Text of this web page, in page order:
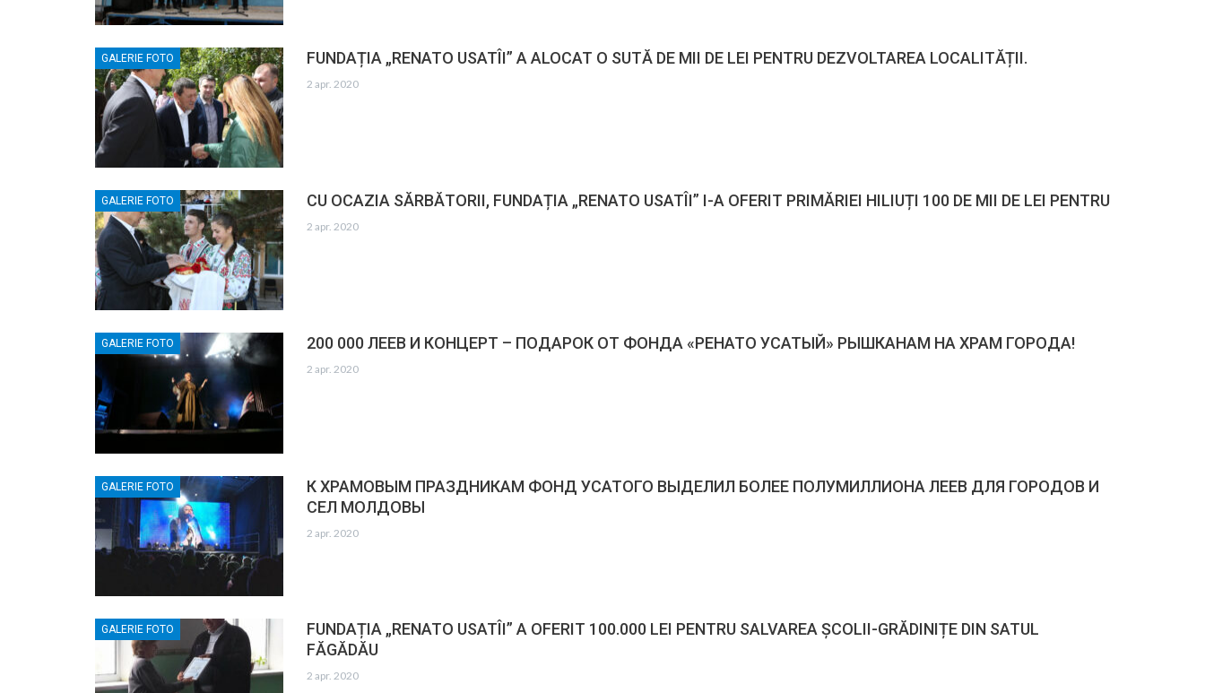
GALERIE FOTO FUNDAȚIA „RENATO USATÎI” A ALOCAT O SUTĂ DE MII DE LEI PENTRU DEZVOLTAREA LOCALITĂȚII.
2 apr. 2020
GALERIE FOTO CU OCAZIA SĂRBĂTORII, FUNDAȚIA „RENATO USATÎI” I-A OFERIT PRIMĂRIEI HILIUȚI 100 DE MII DE LEI PENTRU
2 apr. 2020
GALERIE FOTO 200 000 ЛЕЕВ И КОНЦЕРТ – ПОДАРОК ОТ ФОНДА «РЕНАТО УСАТЫЙ» РЫШКАНАМ НА ХРАМ ГОРОДА!
2 apr. 2020
GALERIE FOTO
К ХРАМОВЫМ ПРАЗДНИКАМ ФОНД УСАТОГО ВЫДЕЛИЛ БОЛЕЕ ПОЛУМИЛЛИОНА ЛЕЕВ ДЛЯ ГОРОДОВ И
СЕЛ МОЛДОВЫ
2 apr. 2020
GALERIE FOTO
FUNDAȚIA „RENATO USATÎI” A OFERIT 100.000 LEI PENTRU SALVAREA ȘCOLII-GRĂDINIȚE DIN SATUL
FĂGĂDĂU
2 apr. 2020